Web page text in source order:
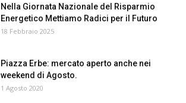
Nella Giornata Nazionale del Risparmio
Energetico Mettiamo Radici per il Futuro
18 Febbraio 2025
Piazza Erbe: mercato aperto anche nei
weekend di Agosto.
1 Agosto 2020